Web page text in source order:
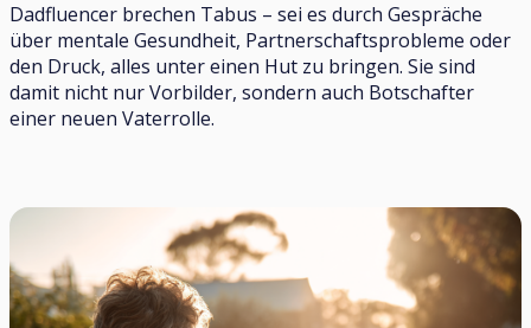
Dadfluencer brechen Tabus – sei es durch Gespräche
über mentale Gesundheit, Partnerschaftsprobleme oder
den Druck, alles unter einen Hut zu bringen. Sie sind
damit nicht nur Vorbilder, sondern auch Botschafter
einer neuen Vaterrolle.